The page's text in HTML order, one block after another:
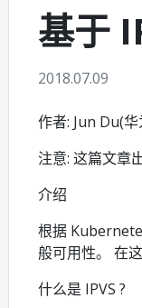
基于
2018.07.09
作者: Jun Du(
注意: 这篇文章
介绍
根据
般可用性。 在
什么是 IPVS ?